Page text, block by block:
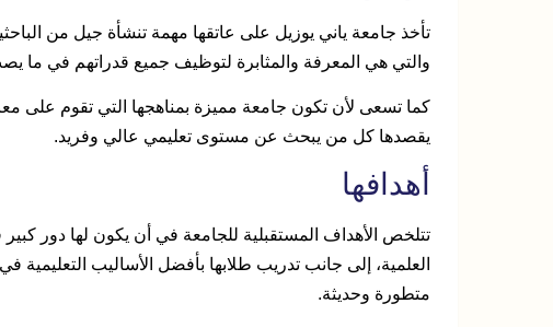
تأخذ جامعة ياني يوزيل على عاتقها مهمة تنشأة جيل من
والتي هي المعرفة والمثابرة لتوظيف جميع قدراتهم في ما
كما تسعى لأن تكون جامعة مميزة بمناهجها التي تقوم على
يقصدها كل من يبحث عن مستوى تعليمي عالي وفريد.
أهدافها
تتلخص الأهداف المستقبلية للجامعة في أن يكون لها دور
العلمية، إلى جانب تدريب طلابها بأفضل الأساليب التعليمية
متطورة وحديثة.